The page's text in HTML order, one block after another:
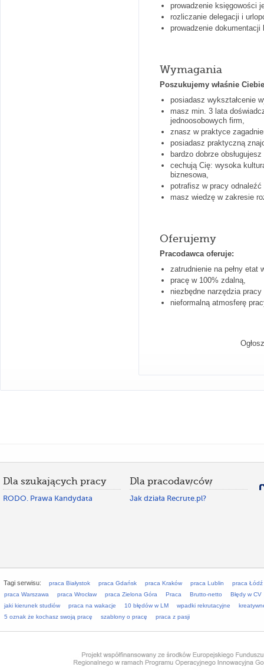
prowadzenie księgowości
rozliczanie delegacji i
prowadzenie dokumentacji
Wymagania
Poszukujemy właśnie
posiadasz wykształcenie
masz min. 3 lata
jednoosobowych firm,
znasz w praktyce
posiadasz praktyczną
bardzo dobrze
cechują Cię: wysoka
biznesowa,
potrafisz w pracy
masz wiedzę w zakresie
Oferujemy
Pracodawca oferuje:
zatrudnienie na pełny etat
pracę w 100% zdalną,
niezbędne narzędzia
nieformalną atmosferę
Dla szukających pracy
RODO. Prawa Kandydata
Dla pracodawców
Jak działa Recrute.pl?
Tagi serwisu: praca Białystok praca Gdańsk praca Kraków praca Lublin
praca Łódź
praca Warszawa
praca Wrocław praca Zielona Góra Praca Brutto-netto
Błędy w CV
jaki kierunek studiów
praca na wakacje 10 błędów w LM wpadki rekrutacyjne
5 oznak że kochasz swoją pracę
szablony o pracę praca z pasji